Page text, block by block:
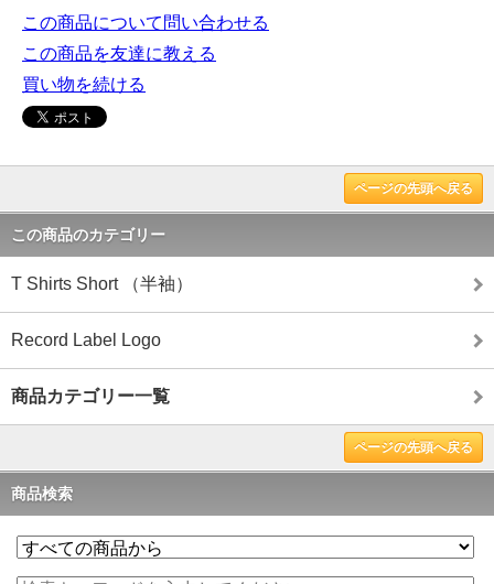
この商品について問い合わせる
この商品を友達に教える
買い物を続ける
ページの先頭へ戻る
この商品のカテゴリー
T Shirts Short （半袖）
Record Label Logo
商品カテゴリー一覧
ページの先頭へ戻る
商品検索